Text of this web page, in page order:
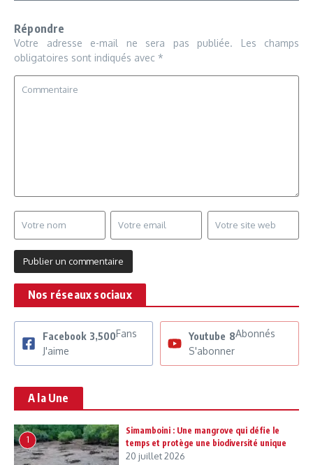
Répondre
Votre adresse e-mail ne sera pas publiée.
Les champs
obligatoires sont indiqués avec *
Nos réseaux sociaux
Facebook 3,500Fans
J'aime
Youtube 8Abonnés
S'abonner
A la Une
1
Simamboini : Une mangrove qui défie le
temps et protège une biodiversité unique
20 juillet 2026